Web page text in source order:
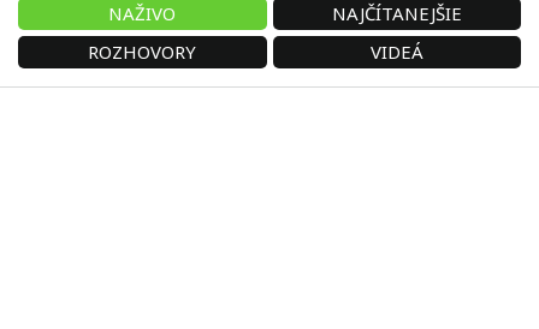
NAŽIVO
NAJČÍTANEJŠIE
ROZHOVORY
VIDEÁ